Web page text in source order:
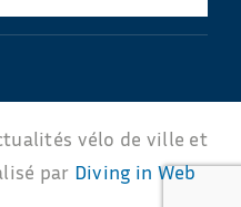
vélo de ville et
par Diving in Web